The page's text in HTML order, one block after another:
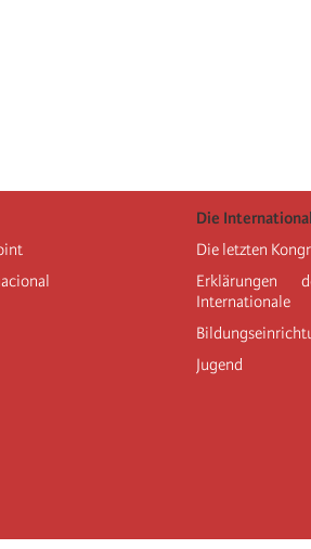
Die
Die letzten
Erklärungen
Internationale
Jugend